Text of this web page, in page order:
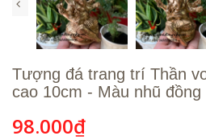
Tượng đá trang trí Thần
cao 10cm - Màu nhũ đồng
98.000₫